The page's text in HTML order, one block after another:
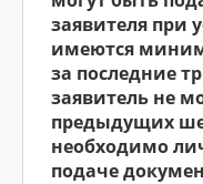
заявителя при
имеются
за последние
заявитель не
предыдущих
необходимо
подаче